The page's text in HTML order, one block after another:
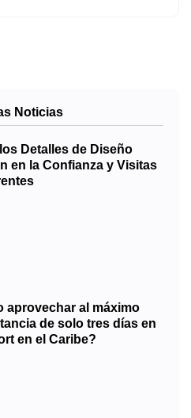
Noticias
Detalles de Diseño
en la Confianza y Visitas
aprovechar al máximo
de solo tres días en
en el Caribe?